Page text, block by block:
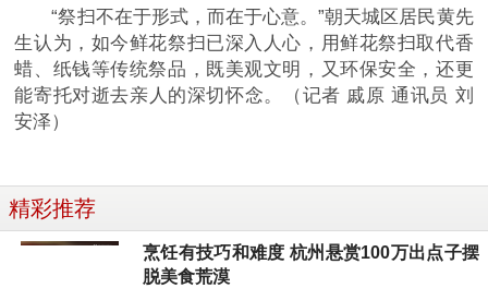
“祭扫不在于形式，而在于心意。”朝天城区居民黄先
生认为，如今鲜花祭扫已深入人心，用鲜花祭扫取代香
蜡、纸钱等传统祭品，既美观文明，又环保安全，还更
能寄托对逝去亲人的深切怀念。（记者 戚原 通讯员 刘
安泽）
精彩推荐
烹饪有技巧和难度 杭州悬赏100万出点子摆
脱美食荒漠